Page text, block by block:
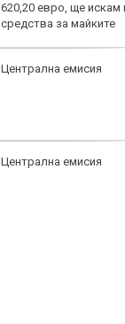
620,20 евро, ще искам
средства за майките
Централна емисия
Централна емисия